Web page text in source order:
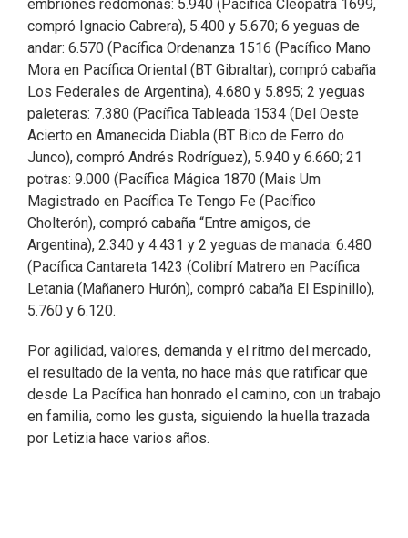
embriones redomonas: 5.940 (Pacífica Cleopatra 1699,
compró Ignacio Cabrera), 5.400 y 5.670; 6 yeguas de
andar: 6.570 (Pacífica Ordenanza 1516 (Pacífico Mano
Mora en Pacífica Oriental (BT Gibraltar), compró cabaña
Los Federales de Argentina), 4.680 y 5.895; 2 yeguas
paleteras: 7.380 (Pacífica Tableada 1534 (Del Oeste
Acierto en Amanecida Diabla (BT Bico de Ferro do
Junco), compró Andrés Rodríguez), 5.940 y 6.660; 21
potras: 9.000 (Pacífica Mágica 1870 (Mais Um
Magistrado en Pacífica Te Tengo Fe (Pacífico
Cholterón), compró cabaña “Entre amigos, de
Argentina), 2.340 y 4.431 y 2 yeguas de manada: 6.480
(Pacífica Cantareta 1423 (Colibrí Matrero en Pacífica
Letania (Mañanero Hurón), compró cabaña El Espinillo),
5.760 y 6.120.
Por agilidad, valores, demanda y el ritmo del mercado,
el resultado de la venta, no hace más que ratificar que
desde La Pacífica han honrado el camino, con un trabajo
en familia, como les gusta, siguiendo la huella trazada
por Letizia hace varios años.